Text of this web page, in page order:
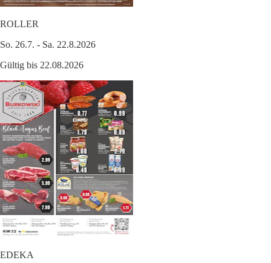
ROLLER
So. 26.7. - Sa. 22.8.2026
Gültig bis 22.08.2026
EDEKA